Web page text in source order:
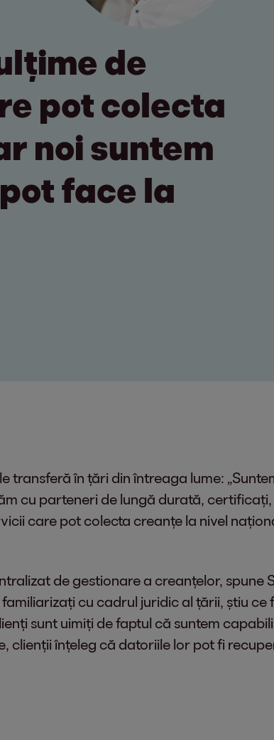
de
pot colecta
noi suntem
face la
transferă în țări din întreaga lume:
cu parteneri de lungă durată, certificați,
care pot colecta creanțe la nivel
de gestionare a creanțelor, spune
cu cadrul juridic al țării, știu ce
sunt uimiți de faptul că suntem
clienții înțeleg că datoriile lor pot fi